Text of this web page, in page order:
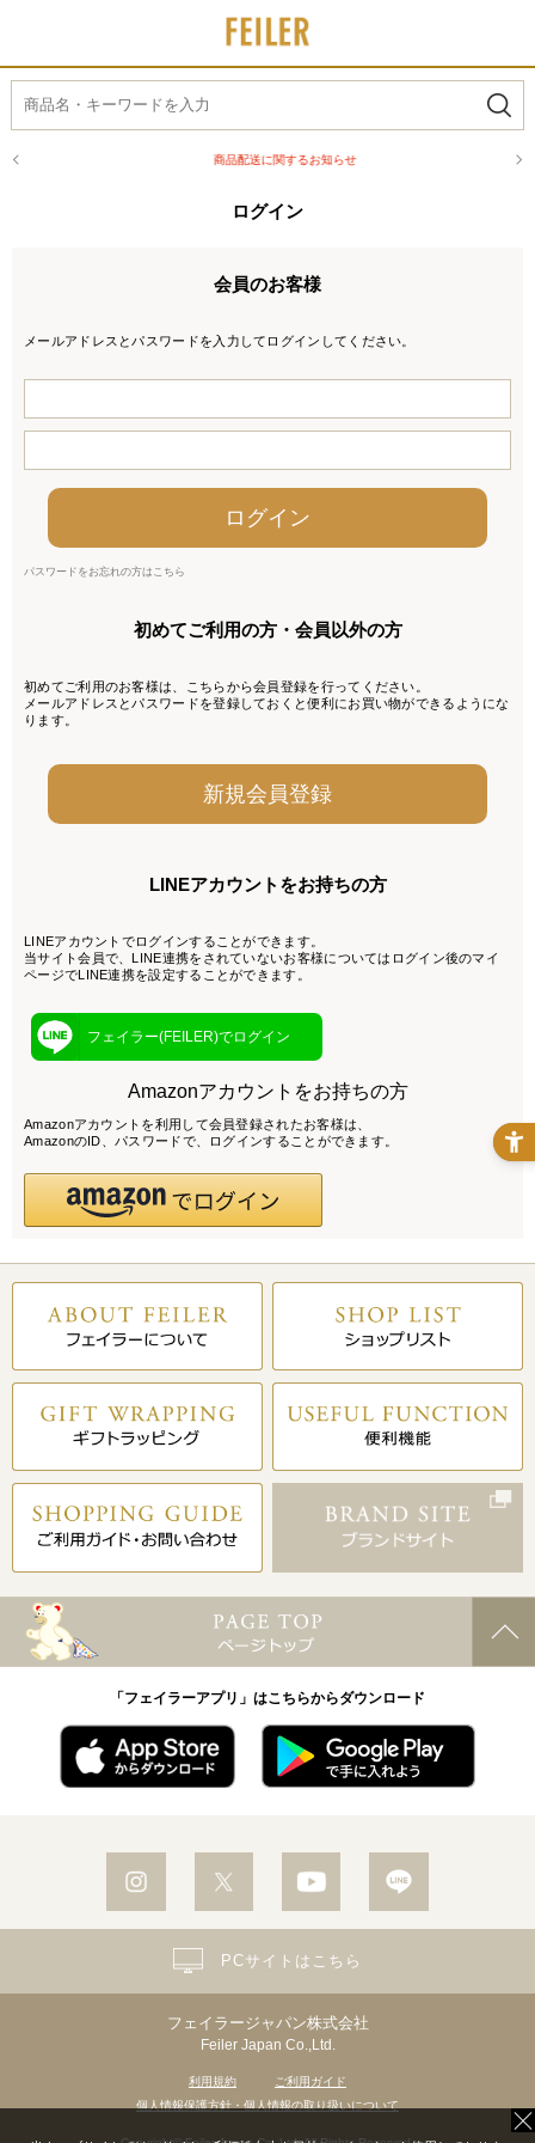
商品配送に関するお知らせ
ログイン
会員のお客様
メールアドレスとパスワードを入力してログインしてください。
パスワードをお忘れの方はこちら
初めてご利用の方・会員以外の方
初めてご利用のお客様は、こちらから会員登録を行ってください。
メールアドレスとパスワードを登録しておくと便利にお買い物ができるようにな
ります。
LINEアカウントをお持ちの方
LINEアカウントでログインすることができます。
当サイト会員で、LINE連携をされていないお客様についてはログイン後のマイ
ページでLINE連携を設定することができます。
フェイラー(FEILER)でログイン
Amazonアカウントをお持ちの方
Amazonアカウントを利用して会員登録されたお客様は、
AmazonのID、パスワードで、ログインすることができます。
「フェイラーアプリ」はこちらからダウンロード
フェイラージャパン株式会社
Feiler Japan Co.,Ltd.
利用規約
ご利用ガイド
個人情報保護方針・個人情報の取り扱いについて
PCサイトはこちら